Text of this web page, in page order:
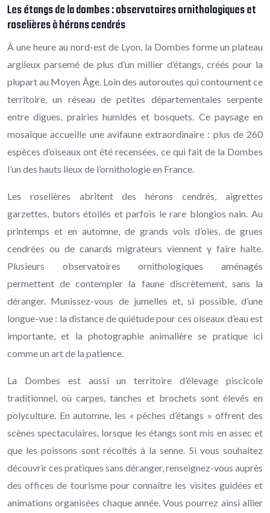
Les étangs de la dombes : observatoires ornithologiques et
roselières à hérons cendrés
À une heure au nord-est de Lyon, la Dombes forme un plateau
argileux parsemé de plus d’un millier d’étangs, créés pour la
plupart au Moyen Âge. Loin des autoroutes qui contournent ce
territoire, un réseau de petites départementales serpente
entre digues, prairies humides et bosquets. Ce paysage en
mosaïque accueille une avifaune extraordinaire : plus de 260
espèces d’oiseaux ont été recensées, ce qui fait de la Dombes
l’un des hauts lieux de l’ornithologie en France.
Les roselières abritent des hérons cendrés, aigrettes
garzettes, butors étoilés et parfois le rare blongios nain. Au
printemps et en automne, de grands vols d’oies, de grues
cendrées ou de canards migrateurs viennent y faire halte.
Plusieurs observatoires ornithologiques aménagés
permettent de contempler la faune discrètement, sans la
déranger. Munissez-vous de jumelles et, si possible, d’une
longue-vue : la distance de quiétude pour ces oiseaux d’eau est
importante, et la photographie animalière se pratique ici
comme un art de la patience.
La Dombes est aussi un territoire d’élevage piscicole
traditionnel, où carpes, tanches et brochets sont élevés en
polyculture. En automne, les « pêches d’étangs » offrent des
scènes spectaculaires, lorsque les étangs sont mis en assec et
que les poissons sont récoltés à la senne. Si vous souhaitez
découvrir ces pratiques sans déranger, renseignez-vous auprès
des offices de tourisme pour connaître les visites guidées et
animations organisées chaque année. Vous pourrez ainsi allier